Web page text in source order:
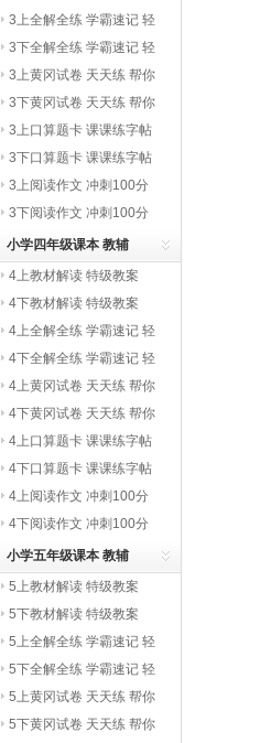
3上全解全练 学霸速记 轻
巧夺冠
3下全解全练 学霸速记 轻
巧夺冠
3上黄冈试卷 天天练 帮你
学3下黄冈试卷 天天练 帮你
学3上口算题卡 课课练字帖
写字教材
3下口算题卡 课课练字帖
写字教材
3上阅读作文 冲刺100分
3下阅读作文 冲刺100分
小学四年级课本 教辅
4上教材解读 特级教案
4下教材解读 特级教案
4上全解全练 学霸速记 轻
巧夺冠
4下全解全练 学霸速记 轻
巧夺冠
4上黄冈试卷 天天练 帮你
学4下黄冈试卷 天天练 帮你
学4上口算题卡 课课练字帖
写字教材
4下口算题卡 课课练字帖
写字教材
4上阅读作文 冲刺100分
4下阅读作文 冲刺100分
小学五年级课本 教辅
5上教材解读 特级教案
5下教材解读 特级教案
5上全解全练 学霸速记 轻
巧夺冠
5下全解全练 学霸速记 轻
巧夺冠
5上黄冈试卷 天天练 帮你
学5下黄冈试卷 天天练 帮你